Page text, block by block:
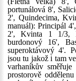
portunálová 8',
2', Quindecima,
manuál): Principál
2', Kvinta 1 1/3,
burdonový 16',
superoktávový 4'.
jsou tu jakož i tam
varhaníkův
prostorově